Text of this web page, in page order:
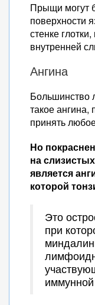
Прыщи могут
поверхности
стенке
внутренней
Ангина
Большинство
такое ангина,
принять
Но
на
является
которой
Это
при